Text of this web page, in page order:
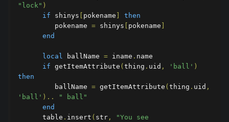
"lock" )
if shinys pokename
then
         pokename
= shinys pokename
end
local ballName = iname . name
if getItemAttribute ( thing . uid , 'ball' )
then
         ballName
= getItemAttribute ( thing . uid ,
'ball' )..
" ball"
end
      table
. insert ( str ,
"You see